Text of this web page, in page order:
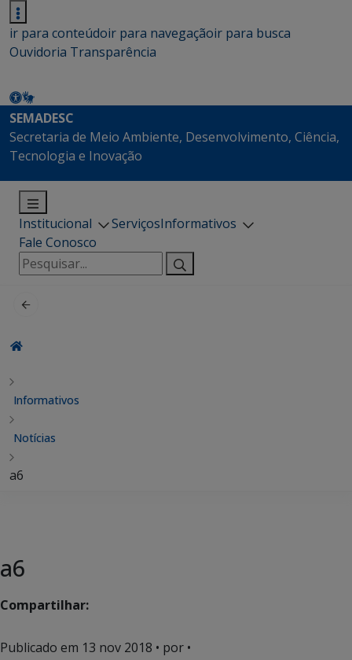
ir para conteúdoir para navegaçãoir para busca
Ouvidoria Transparência
SEMADESC
Secretaria de Meio Ambiente, Desenvolvimento, Ciência,
Tecnologia e Inovação
Institucional ServiçosInformativos
Fale Conosco
Pesquisar
por:
Informativos
Notícias
a6
a6
Compartilhar:
Publicado em 13 nov 2018 • por •